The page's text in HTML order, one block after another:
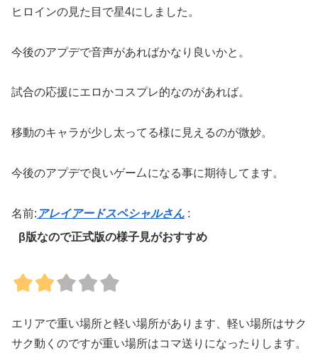
ヒロインの見た目で星4にしました。
今後のアプデで音声があればかなり良いかと。
試合の応援にエロかコスプレ的なのがあれば。
移動のキャラが少し太ってる様に見えるのが微妙。
今後のアプデで良いゲー厶になる事に期待してます。
名前: アレイアードスペシャルさん :
β版なので正式版の様子見がおすすめ
エリアで重い場所と軽い場所があります、軽い場所はサク
サク動くのですが重い場所はコマ送りになったりします。